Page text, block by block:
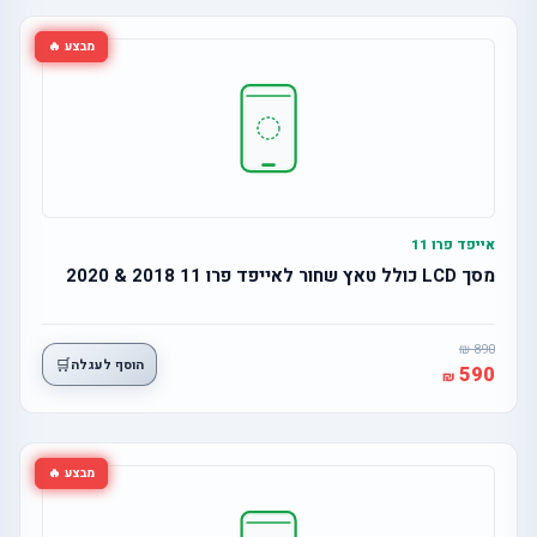
מבצע 🔥
אייפד פרו 11
מסך LCD כולל טאץ שחור לאייפד פרו 11 2018 & 2020
890
590 הוסף לעגלה🛒
מבצע 🔥